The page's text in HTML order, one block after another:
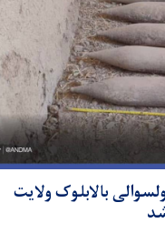
بالابلوک ولایت